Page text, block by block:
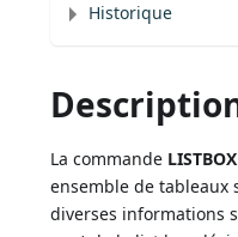
Historique
La commande
ensemble de tableaux
diverses informations